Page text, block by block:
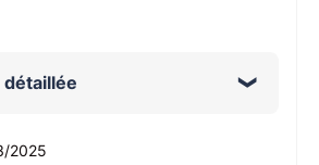
détaillée
2025